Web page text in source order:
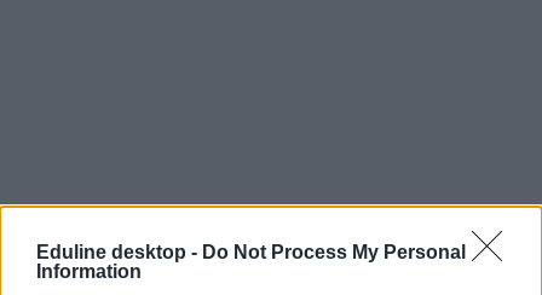
Eduline desktop - Do Not Process My Personal
Information